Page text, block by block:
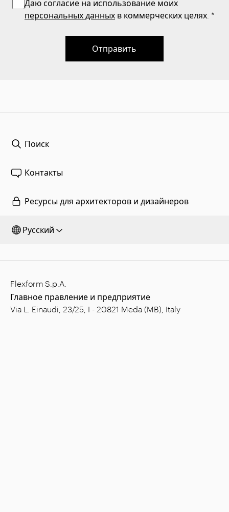
Даю согласие на использование моих
персональных данных в коммерческих целях. *
Отправить
Поиск
Контакты
Ресурсы для архитекторов и дизайнеров
Русский
Flexform S.p.A.
Главное правление и предприятие
Via L. Einaudi, 23/25, I - 20821 Meda (MB), Italy